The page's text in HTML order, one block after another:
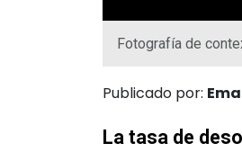
Fotografía de
Publicado por:
La tasa de